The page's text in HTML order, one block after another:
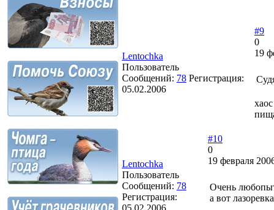
Lentochka
Пользователь
Сообщений: 78 Регистрация:
05.02.2006
#9
0
19
Lentochka
Пользователь
Сообщений: 78
Регистрация:
05.02.2006
#10
0
19 февраля
Очень
а вот